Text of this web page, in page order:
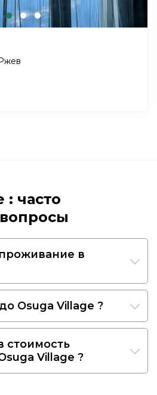
: часто
в
Osuga Village ?
стоимость
Village ?